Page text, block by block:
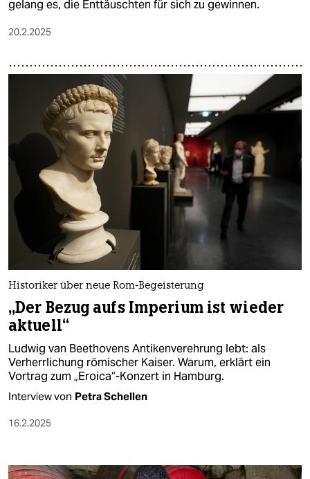
gelang es, die Enttäuschten für sich zu gewinnen.
20.2.2025
Historiker über neue Rom-Begeisterung
„Der Bezug aufs Imperium ist wieder
aktuell“
Ludwig van Beethovens Antikenverehrung lebt: als
Verherrlichung römischer Kaiser. Warum, erklärt ein
Vortrag zum „Eroica“-Konzert in Hamburg.
Interview von Petra Schellen
16.2.2025